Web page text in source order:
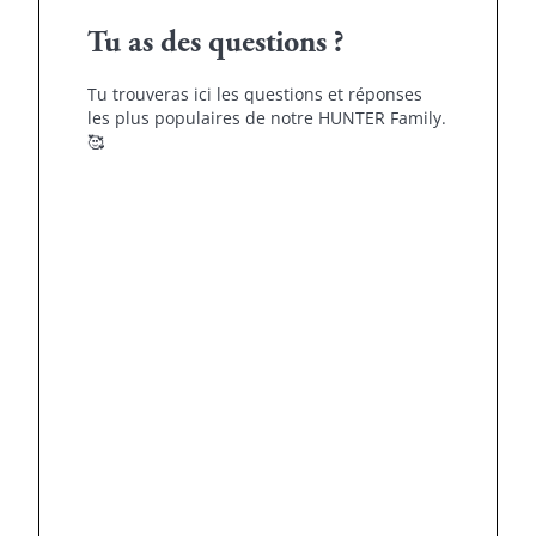
Tu as des questions ?
Tu trouveras ici les questions et réponses
les plus populaires de notre HUNTER Family.
🥰